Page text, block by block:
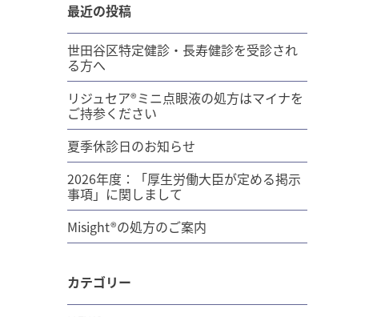
最近の投稿
世田谷区特定健診・長寿健診を受診され
る方へ
リジュセア®ミニ点眼液の処方はマイナを
ご持参ください
夏季休診日のお知らせ
2026年度：「厚生労働大臣が定める掲示
事項」に関しまして
Misight®の処方のご案内
カテゴリー